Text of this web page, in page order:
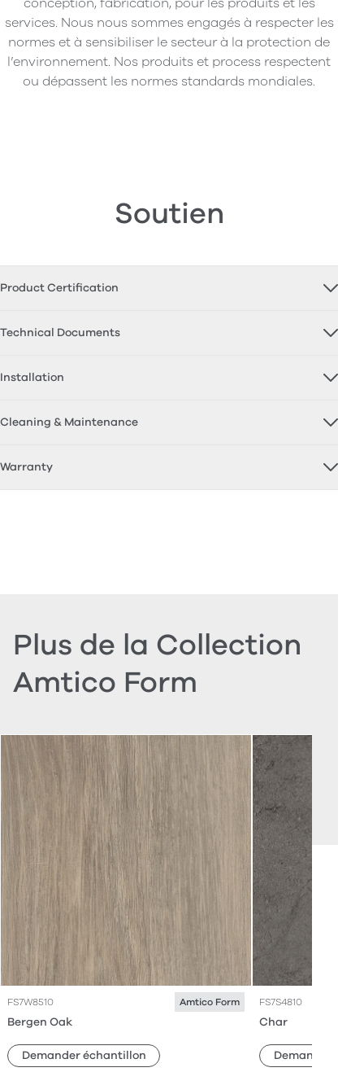
services. Nous nous sommes engagés à respecter les
normes et à sensibiliser le secteur à la protection de
l’environnement. Nos produits et process respectent
ou dépassent les normes standards mondiales.
Soutien
Product Certification
Technical Documents
Installation
Cleaning & Maintenance
Warranty
Plus de la Collection
Amtico Form
FS7W8510 Amtico Form
Bergen Oak
Demander échantillon
FS7S4810
Char
Demander